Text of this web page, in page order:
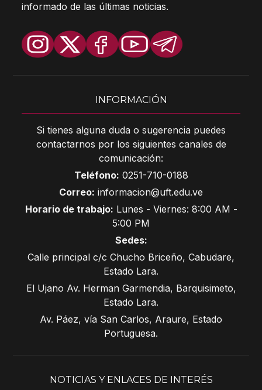
informado de las últimas noticias.
INFORMACIÓN
Si tienes alguna duda o sugerencia puedes
contactarnos por los siguientes canales de
comunicación:
Teléfono: 0251-710-0188
Correo: informacion@uft.edu.ve
Horario de trabajo: Lunes - Viernes: 8:00 AM -
5:00 PM
Sedes:
Calle principal c/c Chucho Briceño, Cabudare,
Estado Lara.
El Ujano Av. Herman Garmendia, Barquisimeto,
Estado Lara.
Av. Páez, vía San Carlos, Araure, Estado
Portuguesa.
NOTICIAS Y ENLACES DE INTERÉS